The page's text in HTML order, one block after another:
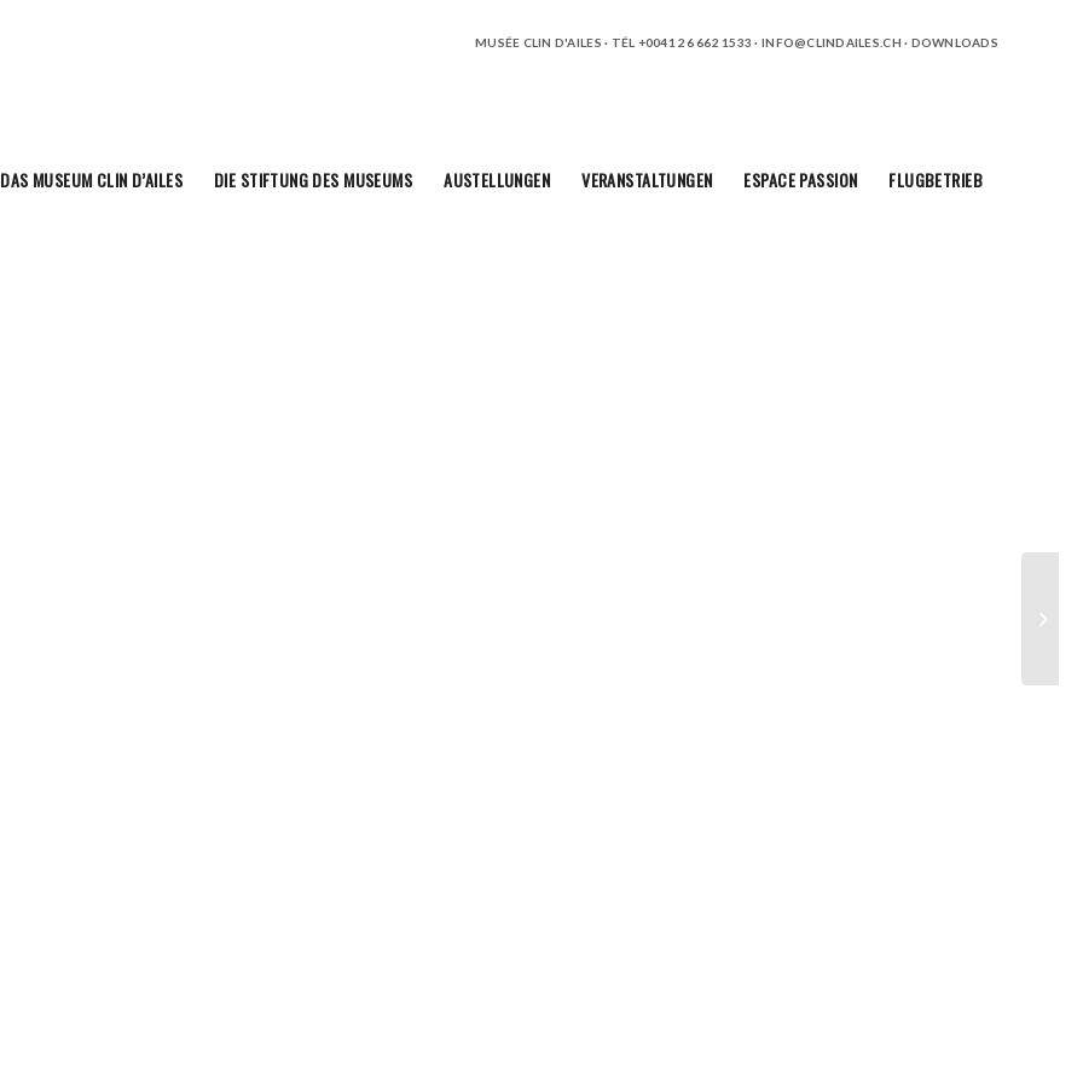
MUSÉE CLIN D'AILES · TÉL +0041 26 662 1533 · INFO@CLINDAILES.CH · DOWNLOADS
DAS MUSEUM CLIN D’AILES DIE STIFTUNG DES MUSEUMS AUSTELLUNGEN VERANSTALTUNGEN ESPACE PASSION FLUGBETRIEB